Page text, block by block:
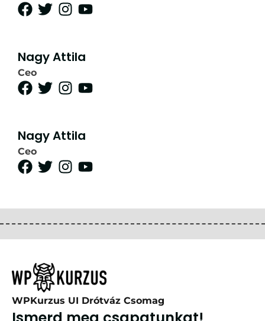
Nagy Attila
Ceo
Nagy Attila
Ceo
WPKurzus UI Drótváz Csomag